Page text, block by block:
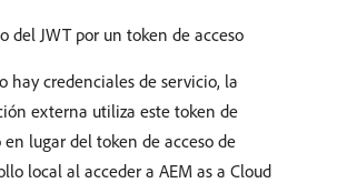
del JWT por un token de acceso
hay credenciales de servicio, la
externa utiliza este token de
en lugar del token de acceso de
local al acceder a AEM as a Cloud